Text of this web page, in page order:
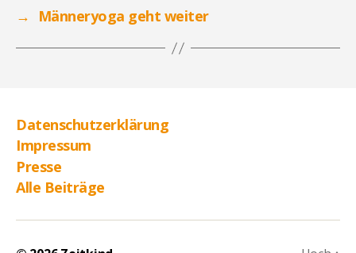
→
Männeryoga geht weiter
Datenschutzerklärung
Impressum
Presse
Alle Beiträge